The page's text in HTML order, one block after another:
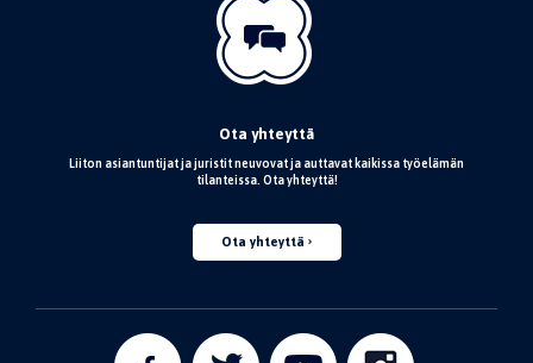
Ota yhteyttä
Liiton asiantuntijat ja juristit neuvovat ja auttavat kaikissa työelämän
tilanteissa. Ota yhteyttä!
Ota yhteyttä